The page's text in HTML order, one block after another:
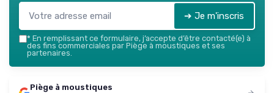
➔ Je m'inscris
* En remplissant ce formulaire, j’accepte d’être contacté(e) à
des fins commerciales par Piège à moustiques et ses
partenaires.
Piège à moustiques